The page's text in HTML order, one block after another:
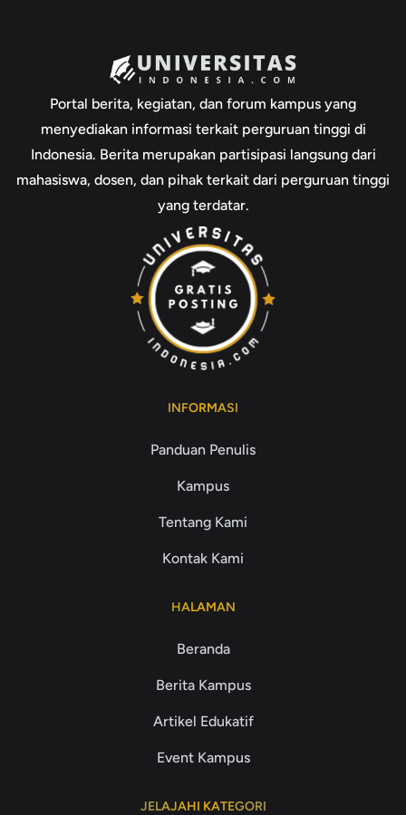
Portal berita, kegiatan, dan forum kampus yang
menyediakan informasi terkait perguruan tinggi di
Indonesia. Berita merupakan partisipasi langsung dari
mahasiswa, dosen, dan pihak terkait dari perguruan tinggi
yang terdatar.
INFORMASI
Panduan Penulis
Kampus
Tentang Kami
Kontak Kami
HALAMAN
Beranda
Berita Kampus
Artikel Edukatif
Event Kampus
JELAJAHI KATEGORI